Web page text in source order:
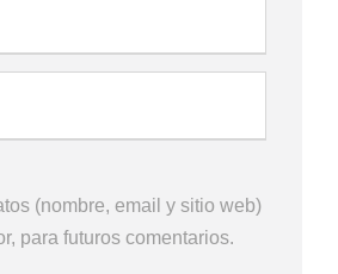
(nombre, email y sitio web)
para futuros comentarios.